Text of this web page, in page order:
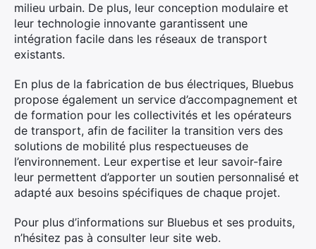
milieu urbain. De plus, leur conception modulaire et
leur technologie innovante garantissent une
intégration facile dans les réseaux de transport
existants.
En plus de la fabrication de bus électriques, Bluebus
propose également un service d’accompagnement et
de formation pour les collectivités et les opérateurs
de transport, afin de faciliter la transition vers des
solutions de mobilité plus respectueuses de
l’environnement. Leur expertise et leur savoir-faire
leur permettent d’apporter un soutien personnalisé et
adapté aux besoins spécifiques de chaque projet.
Pour plus d’informations sur Bluebus et ses produits,
n’hésitez pas à consulter leur site web.